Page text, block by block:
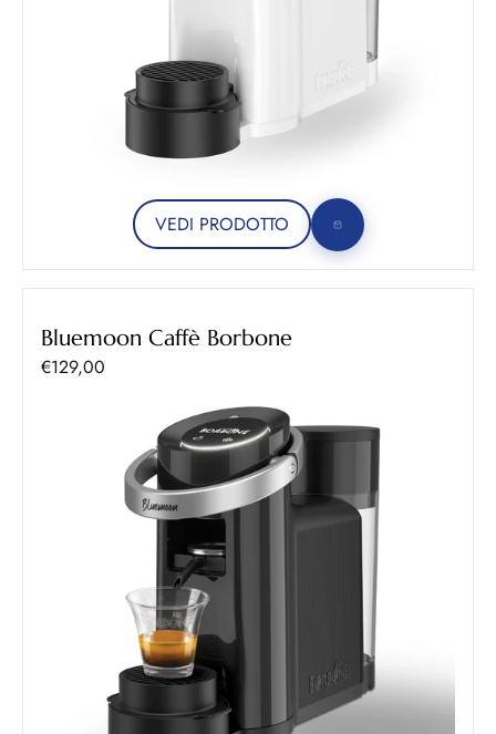
VEDI PRODOTTO
Bluemoon Caffè Borbone
Prezzo scontato
€129,00